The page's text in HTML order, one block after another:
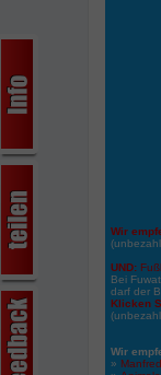
Wir
UND:
Bei
darf der
Klicken
Wir
»